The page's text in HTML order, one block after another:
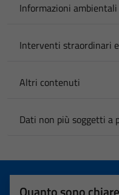
Informazioni ambientali
Interventi straordinari
Altri contenuti
Dati non più soggetti a